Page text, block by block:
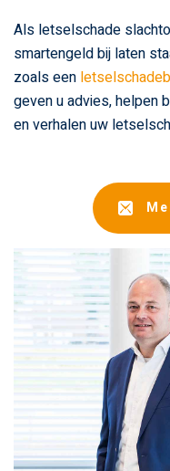
Als letselschade
smartengeld bij laten
zoals een
geven u advies, helpen
en verhalen uw